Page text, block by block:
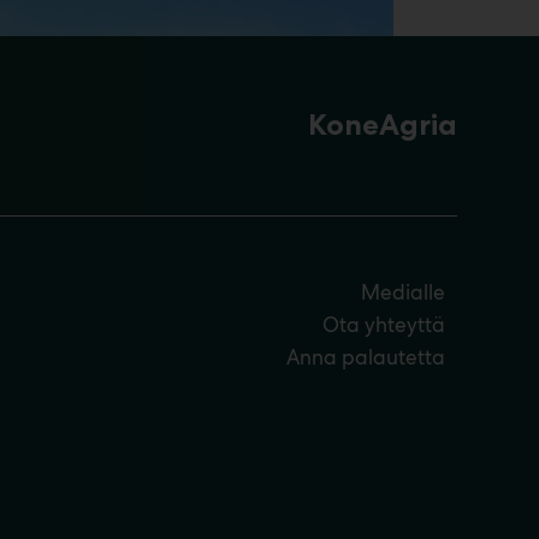
KoneAgria
Medialle
Ota yhteyttä
Anna palautetta